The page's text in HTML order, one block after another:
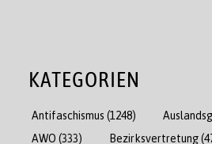
KATEGORIEN
Antifaschismus (1248)
AWO (333) Bezirksvertretung